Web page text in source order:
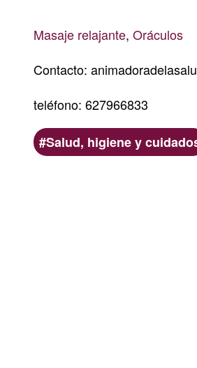
Masaje relajante, Oráculos
Contacto:
teléfono: 627966833
Ámbito
Salud, higiene y